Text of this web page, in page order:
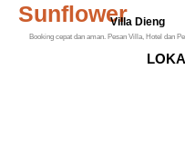
SunflowerVilla Dieng
Booking cepat dan aman. Pesan Villa, Hotel dan